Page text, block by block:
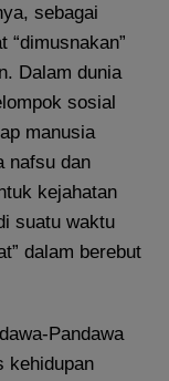
sebagai
“dimusnakan”
Dalam dunia
sosial
manusia
nafsu dan
kejahatan
suatu waktu
dalam berebut
Pandawa
kehidupan